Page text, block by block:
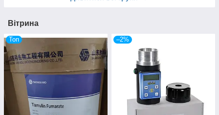
Вітрина
Топ –2%